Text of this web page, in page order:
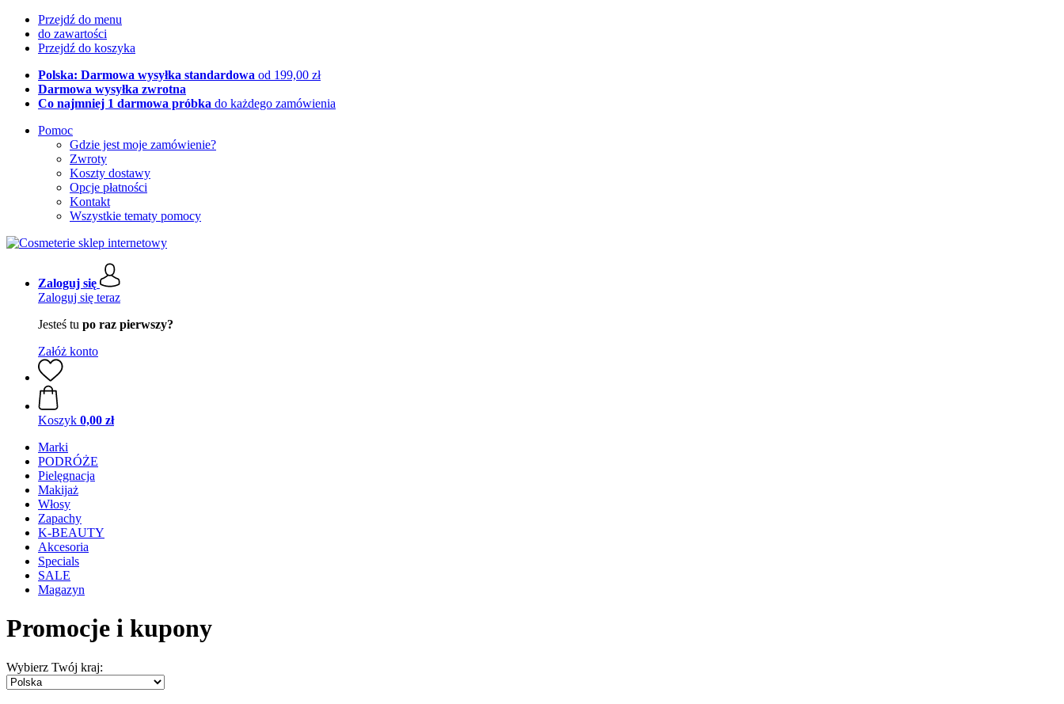
Przejdź do menu
do zawartości
Przejdź do koszyka
Polska: Darmowa wysyłka standardowa od 199,00 zł
Darmowa wysyłka zwrotna
Co najmniej 1 darmowa próbka do każdego zamówienia
Pomoc
Gdzie jest moje zamówienie?
Zwroty
Koszty dostawy
Opcje płatności
Kontakt
Wszystkie tematy pomocy
Zaloguj się
Zaloguj się teraz
Jesteś tu po raz pierwszy?
Załóż konto
Koszyk 0,00 zł
Marki
PODRÓŻE
Pielęgnacja
Makijaż
Włosy
Zapachy
K-BEAUTY
Akcesoria
Specials
SALE
Magazyn
Promocje i kupony
Wybierz Twój kraj: